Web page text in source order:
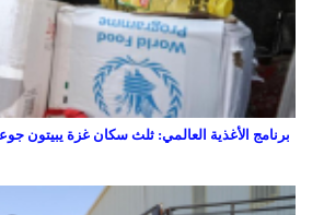
برنامج الأغذية العالمي: ثلث سكان غزة يبيتون